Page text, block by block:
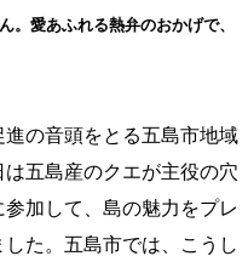
。愛あふれる熱弁のおかげで、
の音頭をとる五島市地域
五島産のクエが主役の穴
参加して、島の魅力をプレ
た。五島市では、こうし